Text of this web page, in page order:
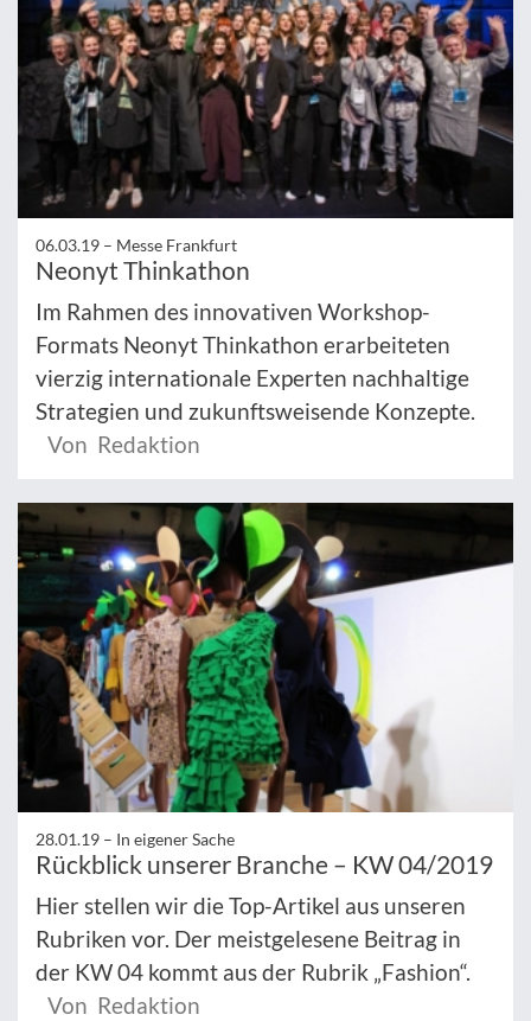
06.03.19 – Messe Frankfurt
Neonyt Thinkathon
Im Rahmen des innovativen Workshop-
Formats Neonyt Thinkathon erarbeiteten
vierzig internationale Experten nachhaltige
Strategien und zukunftsweisende Konzepte.
Von Redaktion
28.01.19 – In eigener Sache
Rückblick unserer Branche – KW 04/2019
Hier stellen wir die Top-Artikel aus unseren
Rubriken vor. Der meistgelesene Beitrag in
der KW 04 kommt aus der Rubrik „Fashion“.
Von Redaktion